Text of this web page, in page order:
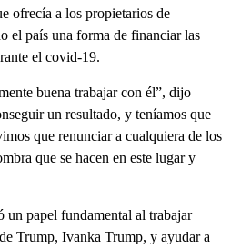
ofrecía a los propietarios de
el país una forma de financiar las
el covid-19.
buena trabajar con él”, dijo
un resultado, y teníamos que
que renunciar a cualquiera de los
que se hacen en este lugar y
un papel fundamental al trabajar
Trump, Ivanka Trump, y ayudar a